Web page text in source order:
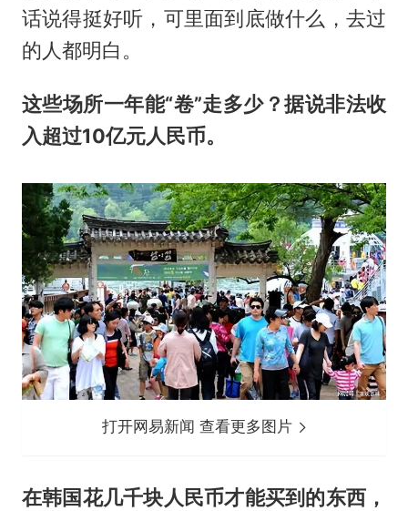
话说得挺好听，可里面到底做什么，去过
的人都明白。
这些场所一年能“卷”走多少？据说非法收
入超过10亿元人民币。
打开网易新闻 查看更多图片
在韩国花几千块人民币才能买到的东西，